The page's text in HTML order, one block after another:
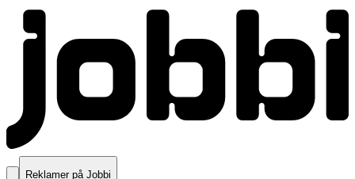
Reklamer på Jobbi